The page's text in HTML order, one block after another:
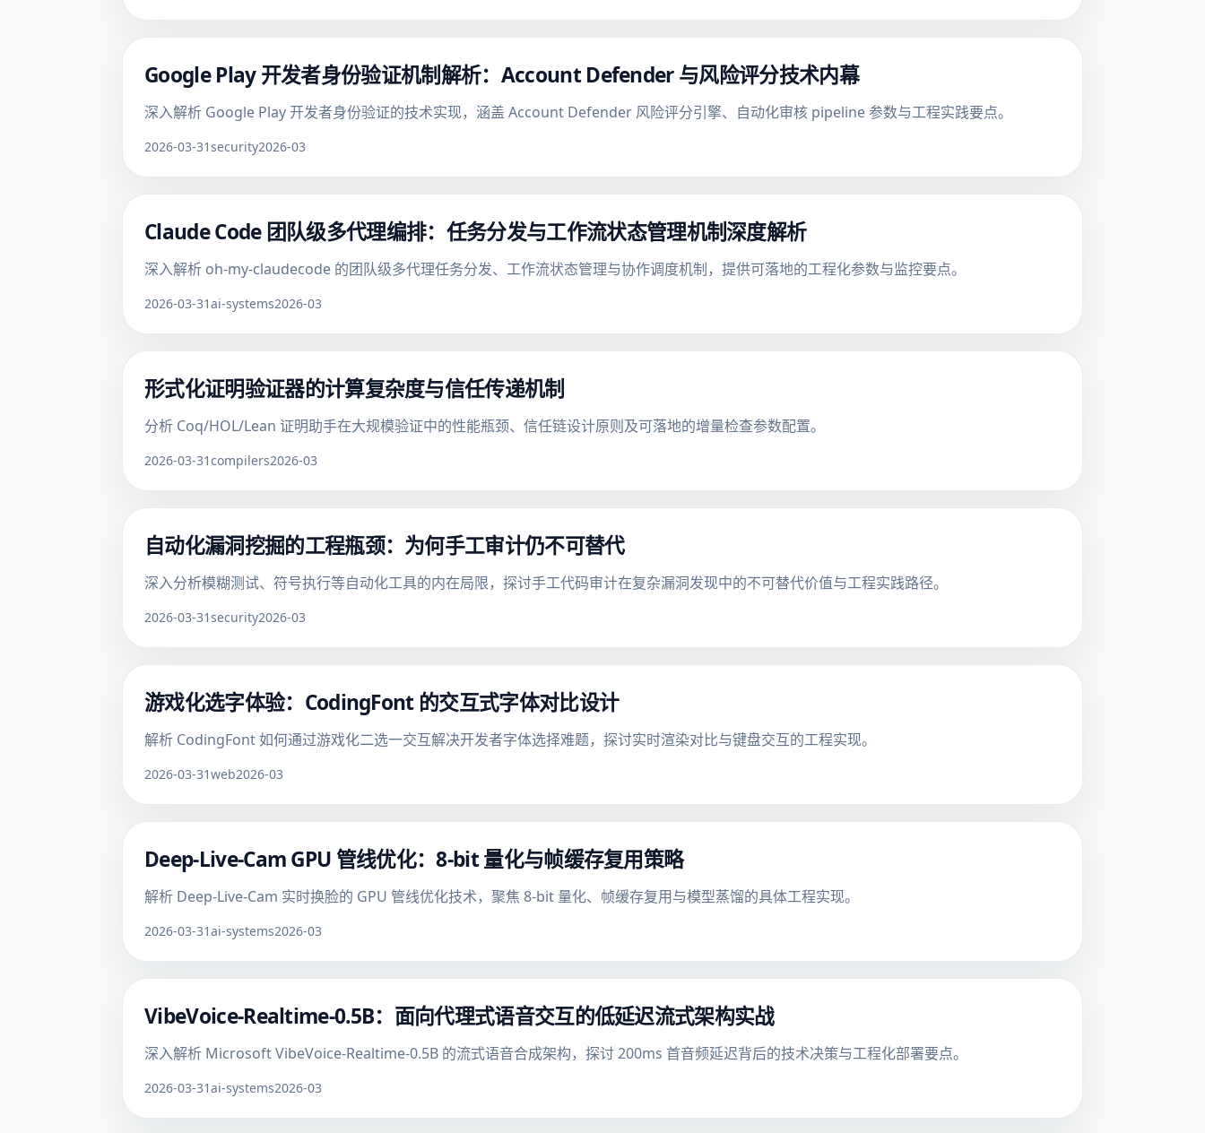
Google Play 开发者身份验证机制解析：Account Defender 与风险评分技术内幕
深入解析 Google Play 开发者身份验证的技术实现，涵盖 Account Defender 风险评分引擎、自动化审核 pipeline 参数与工程实践要点。
2026-03-31security2026-03
Claude Code 团队级多代理编排：任务分发与工作流状态管理机制深度解析
深入解析 oh-my-claudecode 的团队级多代理任务分发、工作流状态管理与协作调度机制，提供可落地的工程化参数与监控要点。
2026-03-31ai-systems2026-03
形式化证明验证器的计算复杂度与信任传递机制
分析 Coq/HOL/Lean 证明助手在大规模验证中的性能瓶颈、信任链设计原则及可落地的增量检查参数配置。
2026-03-31compilers2026-03
自动化漏洞挖掘的工程瓶颈：为何手工审计仍不可替代
深入分析模糊测试、符号执行等自动化工具的内在局限，探讨手工代码审计在复杂漏洞发现中的不可替代价值与工程实践路径。
2026-03-31security2026-03
游戏化选字体验：CodingFont 的交互式字体对比设计
解析 CodingFont 如何通过游戏化二选一交互解决开发者字体选择难题，探讨实时渲染对比与键盘交互的工程实现。
2026-03-31web2026-03
Deep-Live-Cam GPU 管线优化：8-bit 量化与帧缓存复用策略
解析 Deep-Live-Cam 实时换脸的 GPU 管线优化技术，聚焦 8-bit 量化、帧缓存复用与模型蒸馏的具体工程实现。
2026-03-31ai-systems2026-03
VibeVoice-Realtime-0.5B：面向代理式语音交互的低延迟流式架构实战
深入解析 Microsoft VibeVoice-Realtime-0.5B 的流式语音合成架构，探讨 200ms 首音频延迟背后的技术决策与工程化部署要点。
2026-03-31ai-systems2026-03